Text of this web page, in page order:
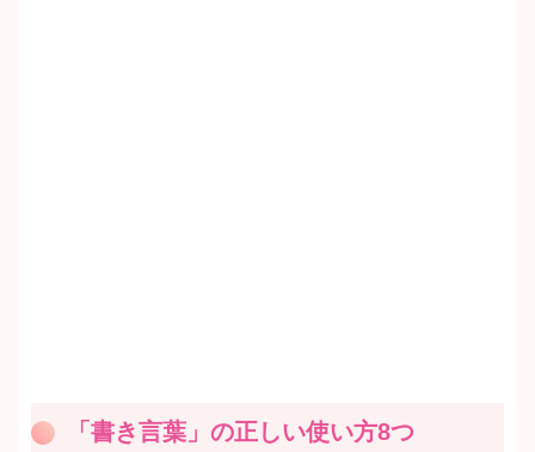
「書き言葉」の正しい使い方8つ